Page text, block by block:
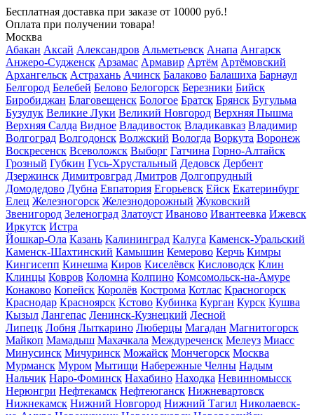
Бесплатная доставка при заказе от 10000 руб.!
Оплата при получении товара!
Москва
Абакан Аксай Александров Альметьевск Анапа Ангарск
Анжеро-Судженск Арзамас Армавир Артём Артёмовский
Архангельск Астрахань Ачинск Балаково Балашиха Барнаул
Белгород Белебей Белово Белогорск Березники Бийск
Биробиджан Благовещенск Бологое Братск Брянск Бугульма
Бузулук Великие Луки Великий Новгород Верхняя Пышма
Верхняя Салда Видное Владивосток Владикавказ Владимир
Волгоград Волгодонск Волжский Вологда Воркута Воронеж
Воскресенск Всеволожск Выборг Гатчина Горно-Алтайск
Грозный Губкин Гусь-Хрустальный Дедовск Дербент
Дзержинск Димитровград Дмитров Долгопрудный
Домодедово Дубна Евпатория Егорьевск Ейск Екатеринбург
Елец Железногорск Железнодорожный Жуковский
Звенигород Зеленоград Златоуст Иваново Ивантеевка Ижевск
Иркутск Истра
Йошкар-Ола Казань Калининград Калуга Каменск-Уральский
Каменск-Шахтинский Камышин Кемерово Керчь Кимры
Кингисепп Кинешма Киров Киселёвск Кисловодск Клин
Клинцы Ковров Коломна Колпино Комсомольск-на-Амуре
Конаково Копейск Королёв Кострома Котлас Красногорск
Краснодар Красноярск Кстово Кубинка Курган Курск Кушва
Кызыл Лангепас Ленинск-Кузнецкий Лесной
Липецк Лобня Лыткарино Люберцы Магадан Магнитогорск
Майкоп Мамадыш Махачкала Междуреченск Мелеуз Миасс
Минусинск Мичуринск Можайск Мончегорск Москва
Мурманск Муром Мытищи Набережные Челны Надым
Нальчик Наро-Фоминск Нахабино Находка Невинномысск
Нерюнгри Нефтекамск Нефтеюганск Нижневартовск
Нижнекамск Нижний Новгород Нижний Тагил Николаевск-